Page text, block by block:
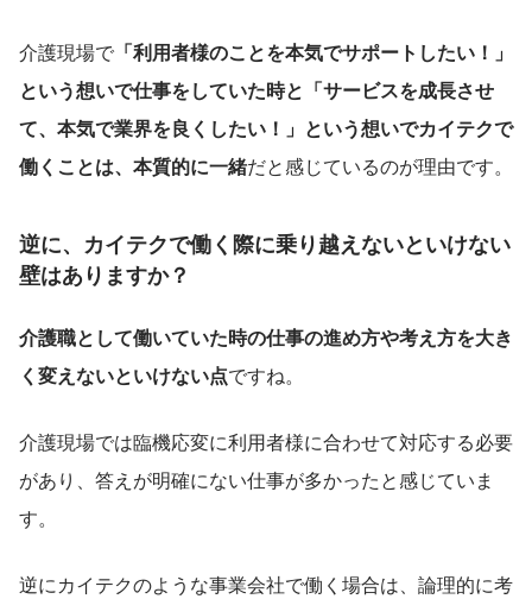
介護現場で 「利用者様のことを本気でサポートしたい！」
という想いで仕事をしていた時と「サービスを成長させ
て、本気で業界を良くしたい！」という想いでカイテクで
働くことは、本質的に一緒だと感じているのが理由です。
逆に、カイテクで働く際に乗り越えないといけない
壁はありますか？
介護職として働いていた時の仕事の進め方や考え方を大き
く変えないといけない点ですね。
介護現場では臨機応変に利用者様に合わせて対応する必要
があり、答えが明確にない仕事が多かったと感じていま
す。
逆にカイテクのような事業会社で働く場合は、論理的に考